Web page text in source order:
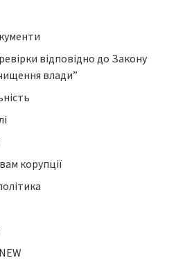
відповідно до Закону
влади”
корупції